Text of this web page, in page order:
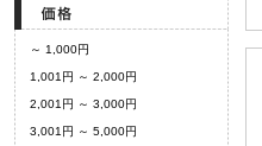
～ 1,000円
1,001円 ～ 2,000円
2,001円 ～ 3,000円
3,001円 ～ 5,000円